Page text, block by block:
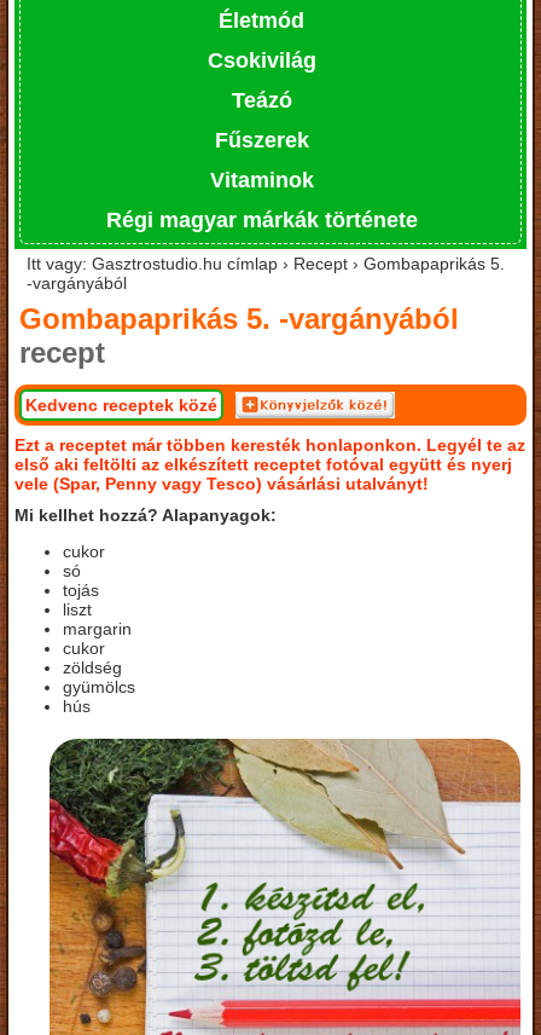
Életmód
Csokivilág
Teázó
Fűszerek
Vitaminok
Régi magyar márkák története
Itt vagy: Gasztrostudio.hu címlap › Recept › Gombapaprikás 5.
-vargányából
Gombapaprikás 5. -vargányából
recept
Kedvenc receptek közé
Ezt a receptet már többen keresték honlaponkon. Legyél te az
első aki feltölti az elkészített receptet fotóval együtt és nyerj
vele (Spar, Penny vagy Tesco) vásárlási utalványt!
Mi kellhet hozzá? Alapanyagok:
cukor
só
tojás
liszt
margarin
cukor
zöldség
gyümölcs
hús